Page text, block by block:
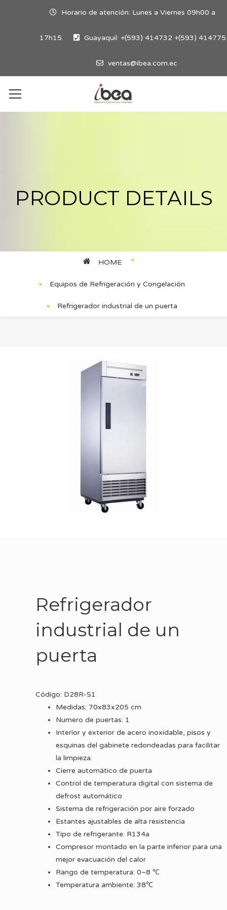
Horario de atención: Lunes a Viernes 09h00 a
17h15. Guayaquil: +(593) 414732 +(593) 414775
ventas@ibea.com.ec
PRODUCT DETAILS
HOME
Equipos de Refrigeración y Congelación
Refrigerador industrial de un puerta
Refrigerador
industrial de un
puerta
Código: D28R-S1
Medidas: 70x83x205 cm
Numero de puertas: 1
Interior y exterior de acero inoxidable, pisos y
esquinas del gabinete redondeadas para facilitar
la limpieza.
Cierre automático de puerta
Control de temperatura digital con sistema de
defrost automático
Sistema de refrigeración por aire forzado
Estantes ajustables de alta resistencia
Tipo de refrigerante: R134a
Compresor montado en la parte inferior para una
mejor evacuación del calor
Rango de temperatura: 0~8 ℃
Temperatura ambiente: 38℃